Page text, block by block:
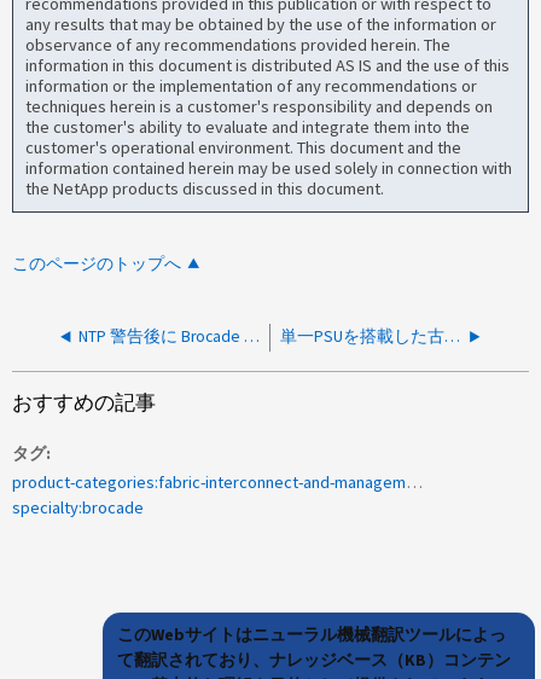
any results that may be obtained by the use of the information or
observance of any recommendations provided herein. The
information in this document is distributed AS IS and the use of this
information or the implementation of any recommendations or
techniques herein is a customer's responsibility and depends on
the customer's ability to evaluate and integrate them into the
customer's operational environment. This document and the
information contained herein may be used solely in connection with
the NetApp products discussed in this document.
このページのトップへ
NTP 警告後に Brocade FC スイッチを自動リブートします 単一PSUを搭載した古いFOS上のBrocade 6505がマップにbad_fan（marginal）を報告する
おすすめの記事
タグ
product-categories:fabric-interconnect-and-management-switches
specialty:brocade
このWebサイトはニューラル機械翻訳ツールによっ
て翻訳されており、ナレッジベース（KB）コンテン